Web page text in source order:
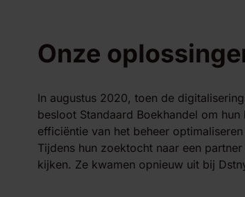
Onze
In augustus 2020, toen de
besloot Standaard Boekhandel om
efficiëntie van het beheer
Tijdens hun zoektocht naar een
kijken. Ze kwamen opnieuw uit bij